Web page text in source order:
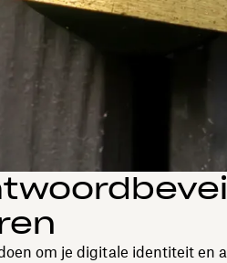
om je digitale identiteit en